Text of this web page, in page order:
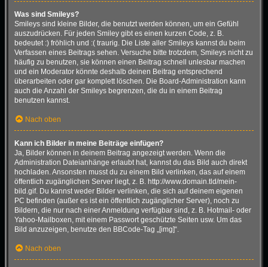
Was sind Smileys?
Smileys sind kleine Bilder, die benutzt werden können, um ein Gefühl
auszudrücken. Für jeden Smiley gibt es einen kurzen Code, z. B.
bedeutet :) fröhlich und :( traurig. Die Liste aller Smileys kannst du beim
Verfassen eines Beitrags sehen. Versuche bitte trotzdem, Smileys nicht zu
häufig zu benutzen, sie können einen Beitrag schnell unlesbar machen
und ein Moderator könnte deshalb deinen Beitrag entsprechend
überarbeiten oder gar komplett löschen. Die Board-Administration kann
auch die Anzahl der Smileys begrenzen, die du in einem Beitrag
benutzen kannst.
Nach oben
Kann ich Bilder in meine Beiträge einfügen?
Ja, Bilder können in deinem Beitrag angezeigt werden. Wenn die
Administration Dateianhänge erlaubt hat, kannst du das Bild auch direkt
hochladen. Ansonsten musst du zu einem Bild verlinken, das auf einem
öffentlich zugänglichen Server liegt, z. B. http://www.domain.tld/mein-
bild.gif. Du kannst weder Bilder verlinken, die sich auf deinem eigenen
PC befinden (außer es ist ein öffentlich zugänglicher Server), noch zu
Bildern, die nur nach einer Anmeldung verfügbar sind, z. B. Hotmail- oder
Yahoo-Mailboxen, mit einem Passwort geschützte Seiten usw. Um das
Bild anzuzeigen, benutze den BBCode-Tag „[img]“.
Nach oben